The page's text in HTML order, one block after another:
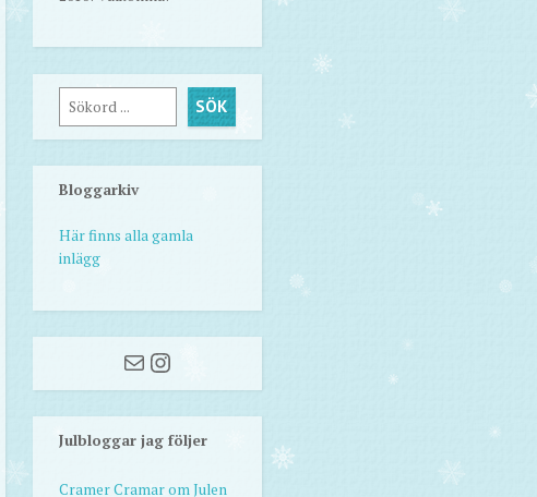
Sök SÖK
Bloggarkiv
Här finns alla gamla
inlägg
MailInstagram
Julbloggar jag följer
Cramer Cramar om Julen